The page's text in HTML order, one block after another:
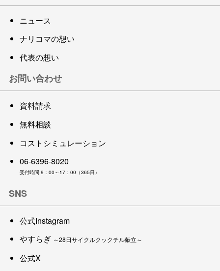
ニュース
ナリコマの想い
代表の想い
お問い合わせ
資料請求
無料相談
コストシミュレーション
06-6396-8020
受付時間 9：00～17：00（365日）
SNS
公式Instagram
やすらぎ ～28日サイクルクックチル献立～
公式X